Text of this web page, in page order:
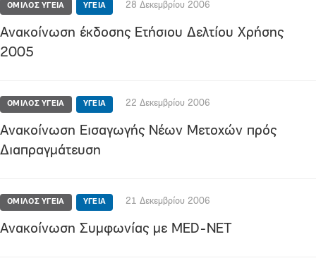
ΟΜΙΛΟΣ YΓΕΙΑ ΥΓΕΙΑ 28 Δεκεμβρίου 2006
Ανακοίνωση έκδοσης Ετήσιου Δελτίου Χρήσης
2005
ΟΜΙΛΟΣ YΓΕΙΑ ΥΓΕΙΑ 22 Δεκεμβρίου 2006
Ανακοίνωση Εισαγωγής Νέων Μετοχών πρός
Διαπραγμάτευση
ΟΜΙΛΟΣ YΓΕΙΑ ΥΓΕΙΑ 21 Δεκεμβρίου 2006
Ανακοίνωση Συμφωνίας με MED-NET